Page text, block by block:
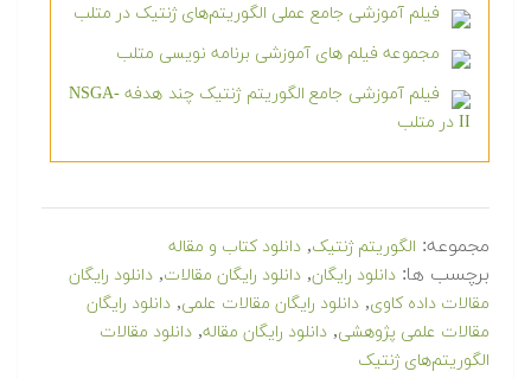
فیلم آموزشی جامع عملی الگوریتم‌های ژنتیک در متلب
مجموعه فیلم های آموزشی برنامه نویسی متلب
فیلم آموزشی جامع الگوریتم ژنتیک چند هدفه NSGA-
II در متلب
مجموعه: الگوریتم ژنتیک, دانلود کتاب و مقاله
برچسب ها: دانلود رایگان, دانلود رایگان مقالات, دانلود رایگان
مقالات داده کاوی, دانلود رایگان مقالات علمی, دانلود رایگان
مقالات علمی پژوهشی, دانلود رایگان مقاله, دانلود مقالات
الگوریتم‌های ژنتیک